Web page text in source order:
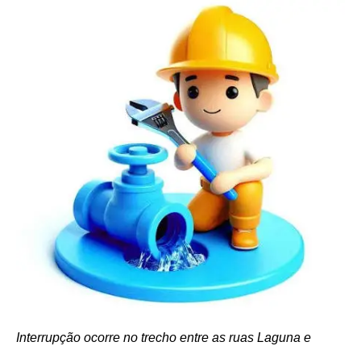
Interrupção ocorre no trecho entre as ruas Laguna e